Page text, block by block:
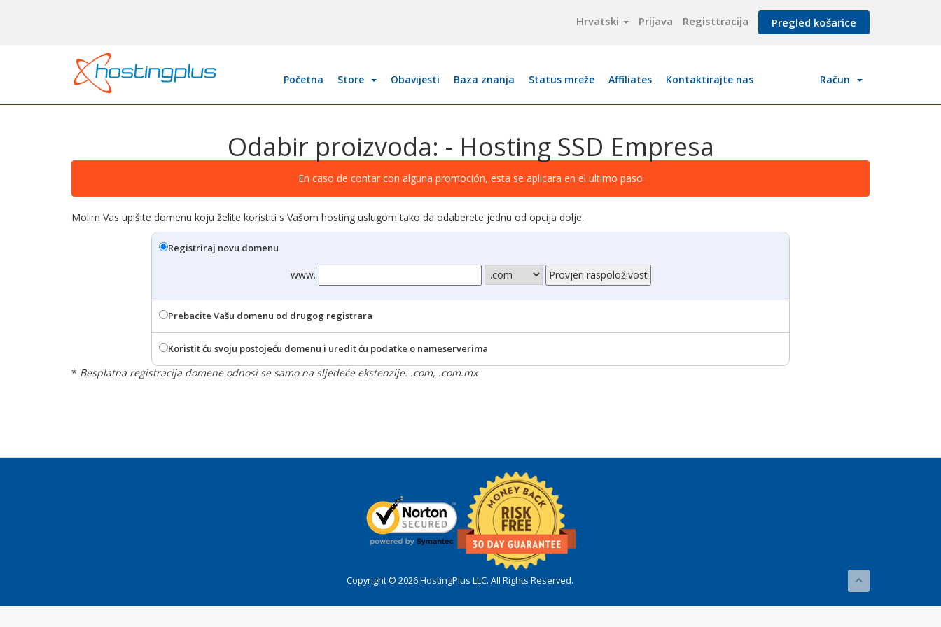
Hrvatski Prijava Registtracija Pregled košarice
Početna Store Obavijesti Baza znanja Status mreže Affiliates Kontaktirajte nas Račun
Odabir proizvoda: - Hosting SSD Empresa
En caso de contar con alguna promoción, esta se aplicara en el ultimo paso
Molim Vas upišite domenu koju želite koristiti s Vašom hosting uslugom tako da odaberete jednu od opcija dolje.
Registriraj novu domenu
www.
Prebacite Vašu domenu od drugog registrara
Koristit ću svoju postojeću domenu i uredit ću podatke o nameserverima
* Besplatna registracija domene odnosi se samo na sljedeće ekstenzije: .com, .com.mx
Copyright © 2026 HostingPlus LLC. All Rights Reserved.